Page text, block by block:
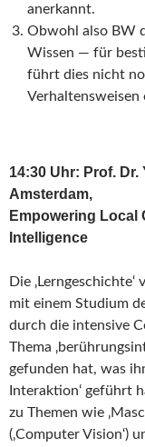
anerkannt.
Obwohl also BW
Wissen — für
führt dies nicht
Verhaltensweisen
14:30 Uhr: Prof.
Amsterdam,
Empowering Local
Intelligence
Die
mit einem Studium
durch die intensive
Thema
gefunden hat, was
Interaktion‘ geführt
zu Themen wie
(‚Computer Vision‘)